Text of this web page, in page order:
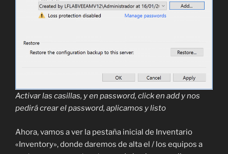
Activar las casillas, y en password, click en add y nos
pedirá crear el password, aplicamos y listo
Ahora, vamos a ver la pestaña inicial de Inventario
«Inventory», donde daremos de alta el / los equipos a